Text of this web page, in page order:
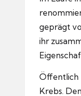
geprägt
ihr
Öffentlich
Krebs.